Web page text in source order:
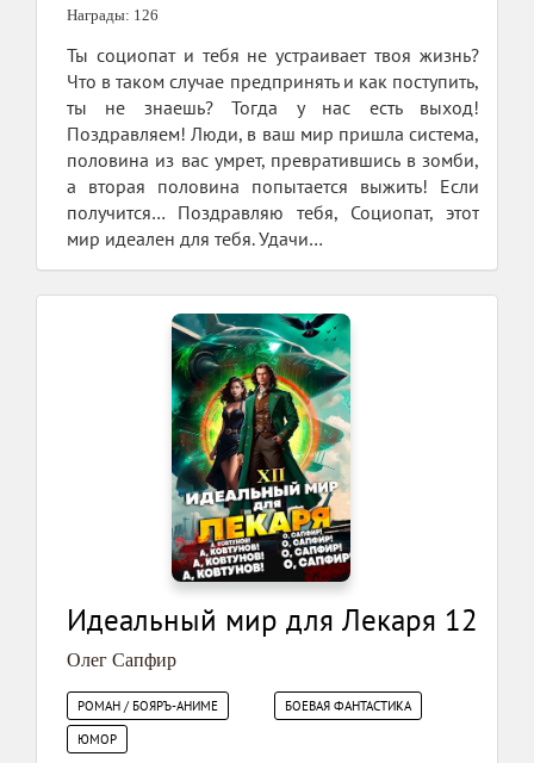
Награды: 126
Ты социопат и тебя не устраивает твоя жизнь?
Что в таком случае предпринять и как поступить,
ты не знаешь? Тогда у нас есть выход!
Поздравляем! Люди, в ваш мир пришла система,
половина из вас умрет, превратившись в зомби,
а вторая половина попытается выжить! Если
получится… Поздравляю тебя, Социопат, этот
мир идеален для тебя. Удачи…
Идеальный мир для Лекаря 12
Олег Сапфир
РОМАН / БОЯРЪ-АНИМЕ
БОЕВАЯ ФАНТАСТИКА
ЮМОР